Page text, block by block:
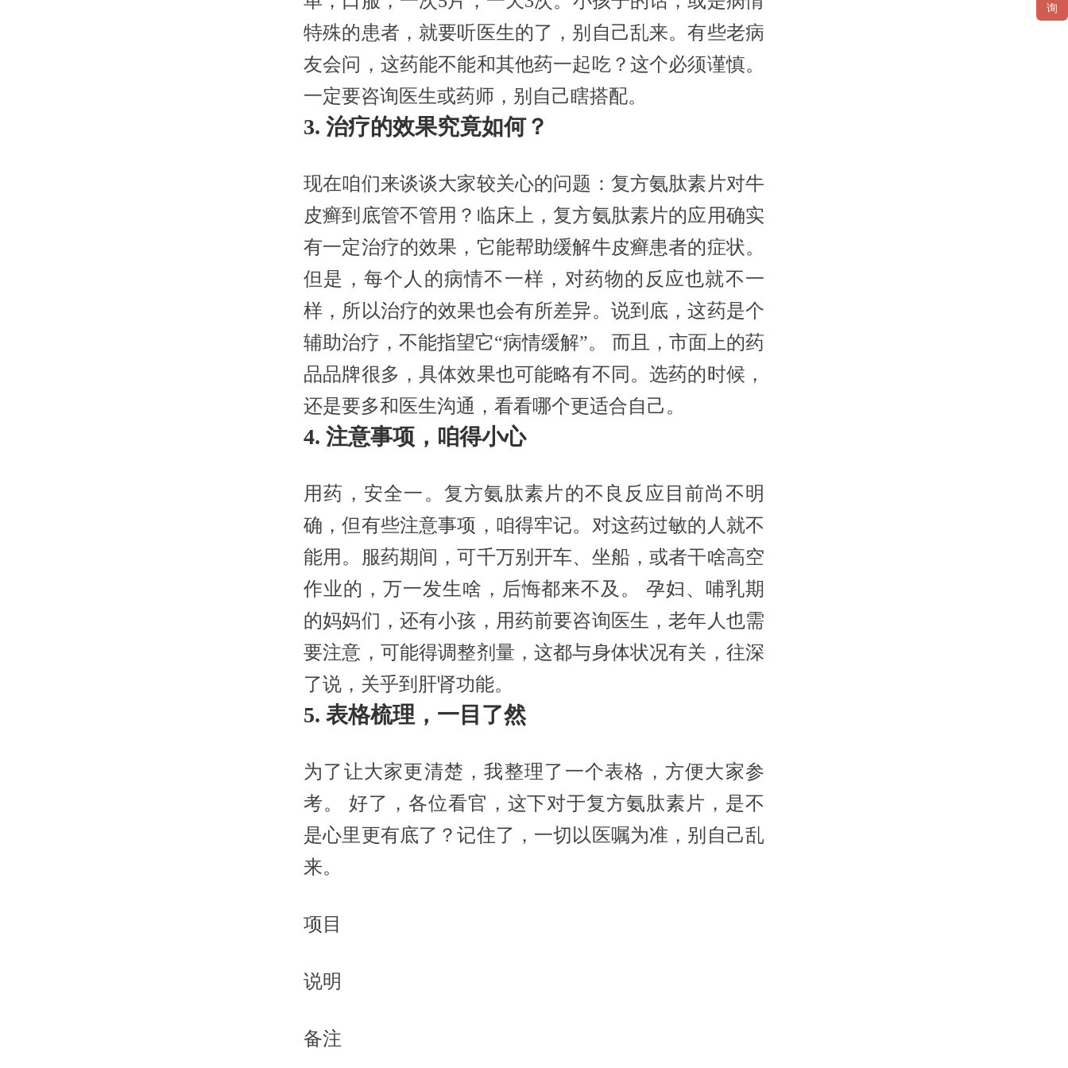
特殊的患者，就要听医生的了，别自己乱来。有些老病
友会问，这药能不能和其他药一起吃？这个必须谨慎。
一定要咨询医生或药师，别自己瞎搭配。
3. 治疗的效果究竟如何？
现在咱们来谈谈大家较关心的问题：复方氨肽素片对牛
皮癣到底管不管用？临床上，复方氨肽素片的应用确实
有一定治疗的效果，它能帮助缓解牛皮癣患者的症状。
但是，每个人的病情不一样，对药物的反应也就不一
样，所以治疗的效果也会有所差异。说到底，这药是个
辅助治疗，不能指望它“病情缓解”。 而且，市面上的药
品品牌很多，具体效果也可能略有不同。选药的时候，
还是要多和医生沟通，看看哪个更适合自己。
4. 注意事项，咱得小心
用药，安全一。复方氨肽素片的不良反应目前尚不明
确，但有些注意事项，咱得牢记。对这药过敏的人就不
能用。服药期间，可千万别开车、坐船，或者干啥高空
作业的，万一发生啥，后悔都来不及。 孕妇、哺乳期
的妈妈们，还有小孩，用药前要咨询医生，老年人也需
要注意，可能得调整剂量，这都与身体状况有关，往深
了说，关乎到肝肾功能。
5. 表格梳理，一目了然
为了让大家更清楚，我整理了一个表格，方便大家参
考。 好了，各位看官，这下对于复方氨肽素片，是不
是心里更有底了？记住了，一切以医嘱为准，别自己乱
来。
项目
说明
备注
询